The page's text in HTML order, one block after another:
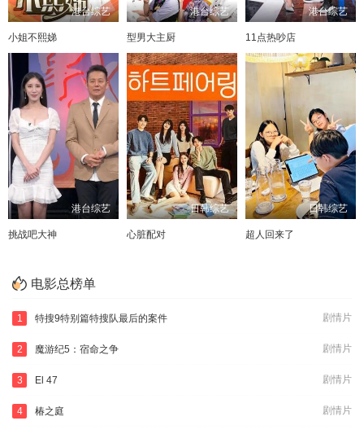
港台综艺
小姐不熙娣
港台综艺
型男大主厨
港台综艺
11点热吵店
港台综艺
挑战吧大神
日韩综艺
心脏配对
日韩综艺
超人回来了
电影总榜单
剧情片
1 特搜9特别篇特搜队最后的案件
剧情片
2 魔游纪5：宿命之争
剧情片
3 El 47
剧情片
4 椿之庭